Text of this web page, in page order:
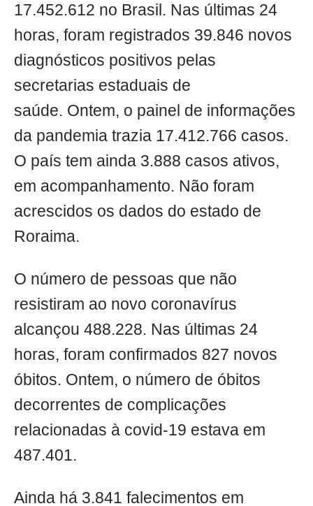
17.452.612 no Brasil. Nas últimas 24
horas, foram registrados 39.846 novos
diagnósticos positivos pelas
secretarias estaduais de
saúde. Ontem, o painel de informações
da pandemia trazia 17.412.766 casos.
O país tem ainda 3.888 casos ativos,
em acompanhamento. Não foram
acrescidos os dados do estado de
Roraima.
O número de pessoas que não
resistiram ao novo coronavírus
alcançou 488.228. Nas últimas 24
horas, foram confirmados 827 novos
óbitos. Ontem, o número de óbitos
decorrentes de complicações
relacionadas à covid-19 estava em
487.401.
Ainda há 3.841 falecimentos em